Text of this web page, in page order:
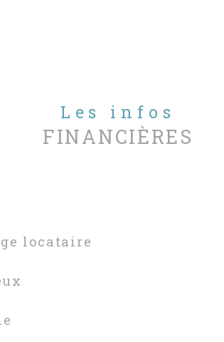
Les infos
FINANCIÈRES
locataire